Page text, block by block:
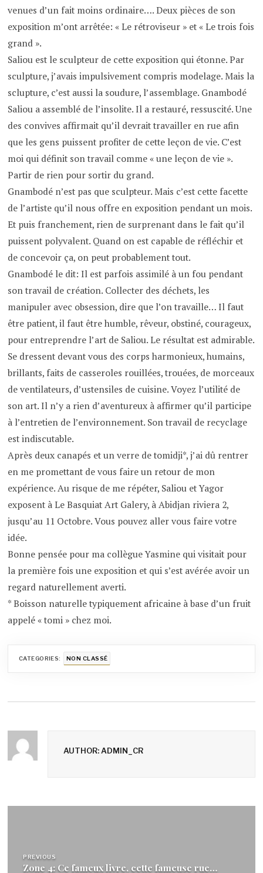
venues d’un fait moins ordinaire…. Deux pièces de son
exposition m’ont arrêtée: « Le rétroviseur » et « Le trois fois
grand ».
Saliou est le sculpteur de cette exposition qui étonne. Par
sculpture, j’avais impulsivement compris modelage. Mais la
sclupture, c’est aussi la soudure, l’assemblage. Gnambodé
Saliou a assemblé de l’insolite. Il a restauré, ressuscité. Une
des convives affirmait qu’il devrait travailler en rue afin
que les gens puissent profiter de cette leçon de vie. C’est
moi qui définit son travail comme « une leçon de vie ».
Partir de rien pour sortir du grand.
Gnambodé n’est pas que sculpteur. Mais c’est cette facette
de l’artiste qu’il nous offre en exposition pendant un mois.
Et puis franchement, rien de surprenant dans le fait qu’il
puissent polyvalent. Quand on est capable de réfléchir et
de concevoir ça, on peut probablement tout.
Gnambodé le dit: Il est parfois assimilé à un fou pendant
son travail de création. Collecter des déchets, les
manipuler avec obsession, dire que l’on travaille… Il faut
être patient, il faut être humble, rêveur, obstiné, courageux,
pour entreprendre l’art de Saliou. Le résultat est admirable.
Se dressent devant vous des corps harmonieux, humains,
brillants, faits de casseroles rouillées, trouées, de morceaux
de ventilateurs, d’ustensiles de cuisine. Voyez l’utilité de
son art. Il n’y a rien d’aventureux à affirmer qu’il participe
à l’entretien de l’environnement. Son travail de recyclage
est indiscutable.
Après deux canapés et un verre de tomidji*, j’ai dû rentrer
en me promettant de vous faire un retour de mon
expérience. Au risque de me répéter, Saliou et Yagor
exposent à Le Basquiat Art Galery, à Abidjan riviera 2,
jusqu’au 11 Octobre. Vous pouvez aller vous faire votre
idée.
Bonne pensée pour ma collègue Yasmine qui visitait pour
la première fois une exposition et qui s’est avérée avoir un
regard naturellement averti.
* Boisson naturelle typiquement africaine à base d’un fruit
appelé « tomi » chez moi.
CATEGORIES: NON CLASSÉ
AUTHOR: ADMIN_CR
l’article
PREVIOUS
Zone 4: Ce fameux livre, cette fameuse rue…